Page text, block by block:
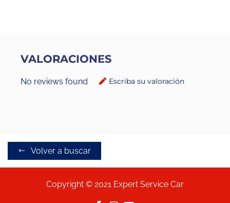
VALORACIONES
No reviews found Escriba su valoración
Volver a buscar
Copyright © 2021 Expert Service Car